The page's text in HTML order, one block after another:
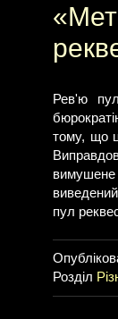
Рев'ю
тому, що
пул
Розділ